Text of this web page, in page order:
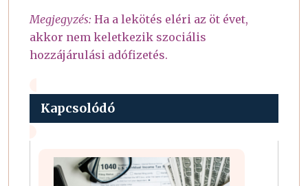
Megjegyzés: Ha a lekötés eléri az öt évet,
akkor nem keletkezik szociális
hozzájárulási adófizetés.
Kapcsolódó